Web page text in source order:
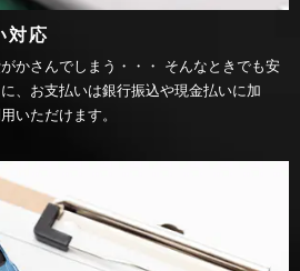
対応
かさんでしまう・・・ そんなときでも安
、お支払いは銀行振込や現金払いに加
いただけます。